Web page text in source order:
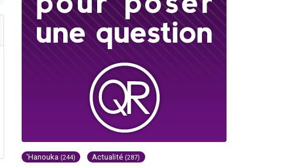
'Hanouka (244) Actualité (287)